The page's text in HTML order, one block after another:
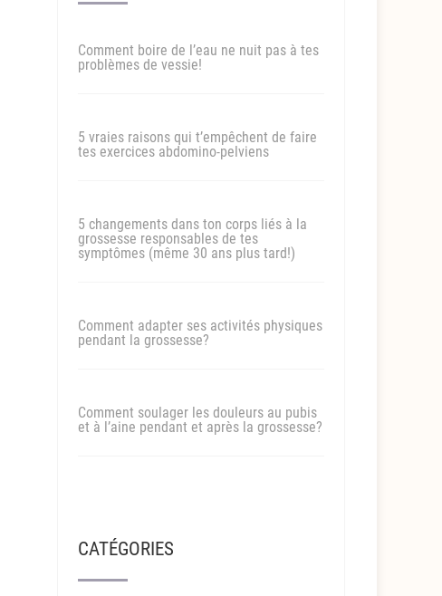
Comment boire de l’eau ne nuit pas à tes
problèmes de vessie!
5 vraies raisons qui t’empêchent de faire
tes exercices abdomino-pelviens
5 changements dans ton corps liés à la
grossesse responsables de tes
symptômes (même 30 ans plus tard!)
Comment adapter ses activités physiques
pendant la grossesse?
Comment soulager les douleurs au pubis
et à l’aine pendant et après la grossesse?
CATÉGORIES